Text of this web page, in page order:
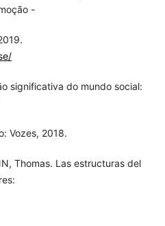
-
significativa do mundo social:
Vozes, 2018.
Thomas. Las estructuras del